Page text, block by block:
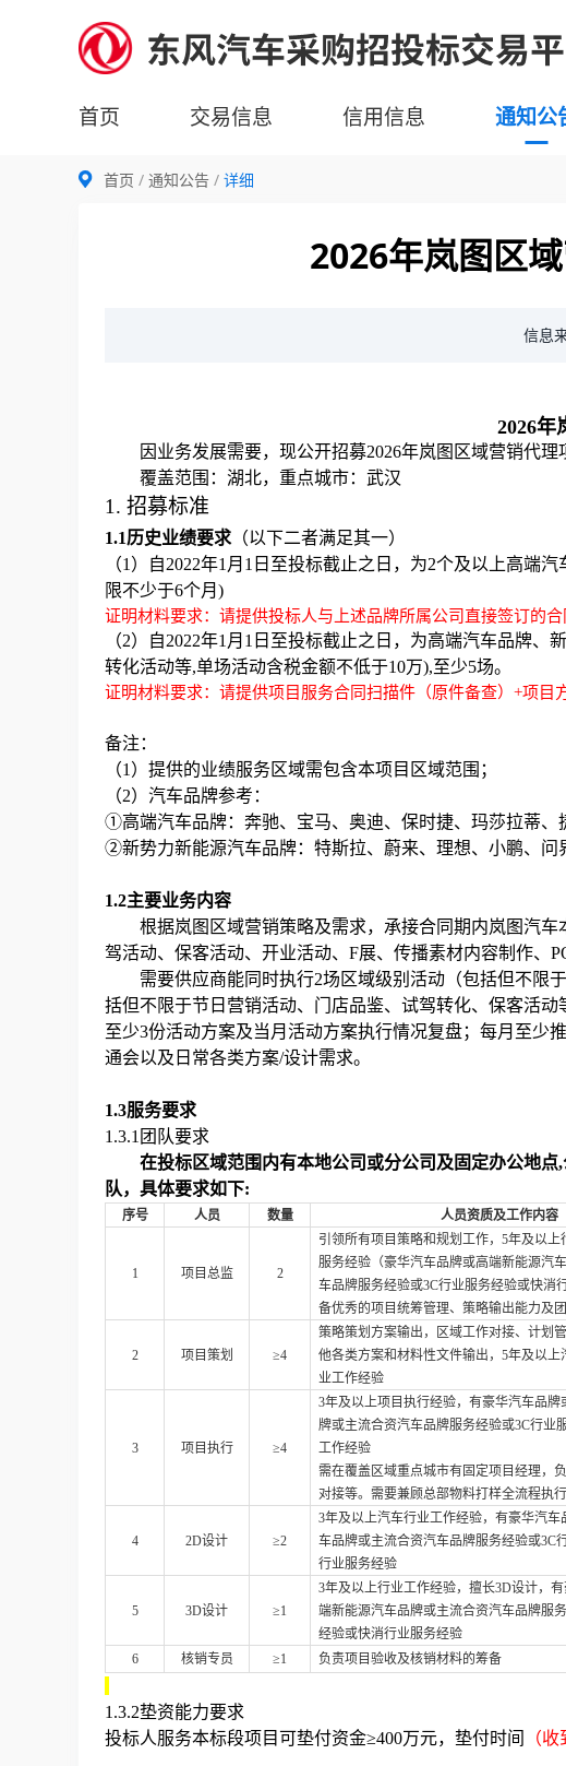
首页 交易信息 信用信息 通知公
首页 通知公告 详细
2026年岚图区
信息
2026年
因业务发展需要，现公开招募2026年岚图区域营销代
覆盖范围：湖北，重点城市：武汉
1. 招募标准
1.1历史业绩要求 （以下二者满足其一）
（1）自2022年1月1日至投标截止之日，为2个及以上高端
限不少于6个月)
证明材料要求：请提供投标人与上述品牌所属公司直接签订的合
（2）自2022年1月1日至投标截止之日，为高端汽车品牌
转化活动等,单场活动含税金额不低于10万),至少5场。
证明材料要求：请提供项目服务合同扫描件（原件备查）+项目
备注：
（1）提供的业绩服务区域需包含本项目区域范围；
（2）汽车品牌参考：
①高端汽车品牌：奔驰、宝马、奥迪、保时捷、玛莎拉蒂、
②新势力新能源汽车品牌：特斯拉、蔚来、理想、小鹏、问
1.2主要业务内容
根据岚图区域营销策略及需求，承接合同期内岚图汽
驾活动、保客活动、开业活动、F展、传播素材内容制作、
需要供应商能同时执行2场区域级别活动（包括但不限
括但不限于节日营销活动、门店品鉴、试驾转化、保客活
至少3份活动方案及当月活动方案执行情况复盘；每月至少
通会以及日常各类方案/设计需求。
1.3服务要求
1.3.1团队要求
在投标区域范围内有本地公司或分公司及固定办公地
队，具体要求如下:
序号 人员 数量 人员资质及工作内容
1 项目总监 2
引领所有项目策略和规划工作，5年及以
服务经验（豪华汽车品牌或高端新能源汽
车品牌服务经验或3C行业服务经验或快消
备优秀的项目统筹管理、策略输出能力及
2 项目策划 ≥4
策略策划方案输出，区域工作对接、计划
他各类方案和材料性文件输出，5年及以上
业工作经验
3 项目执行 ≥4
3年及以上项目执行经验，有豪华汽车品牌
牌或主流合资汽车品牌服务经验或3C行业
工作经验
需在覆盖区域重点城市有固定项目经理，
对接等。需要兼顾总部物料打样全流程执
4 2D设计 ≥2
3年及以上汽车行业工作经验，有豪华汽车
车品牌或主流合资汽车品牌服务经验或3C
行业服务经验
5 3D设计 ≥1
3年及以上行业工作经验，擅长3D设计，
端新能源汽车品牌或主流合资汽车品牌服
经验或快消行业服务经验
6 核销专员 ≥1 负责项目验收及核销材料的筹备
1.3.2垫资能力要求
投标人服务本标段项目可垫付资金≥400万元，垫付时间
（